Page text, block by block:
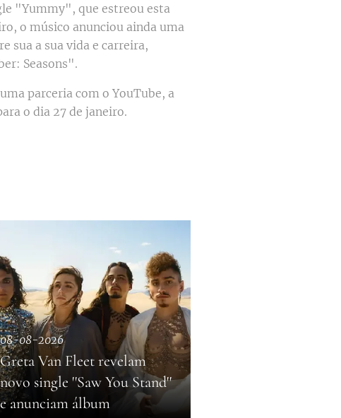
"Yummy", que estreou esta
o músico anunciou ainda uma
sua a sua vida e carreira,
Seasons".
parceria com o YouTube, a
o dia 27 de janeiro.
08-08-2026
Greta Van Fleet revelam
novo single ''Saw You Stand''
e anunciam álbum